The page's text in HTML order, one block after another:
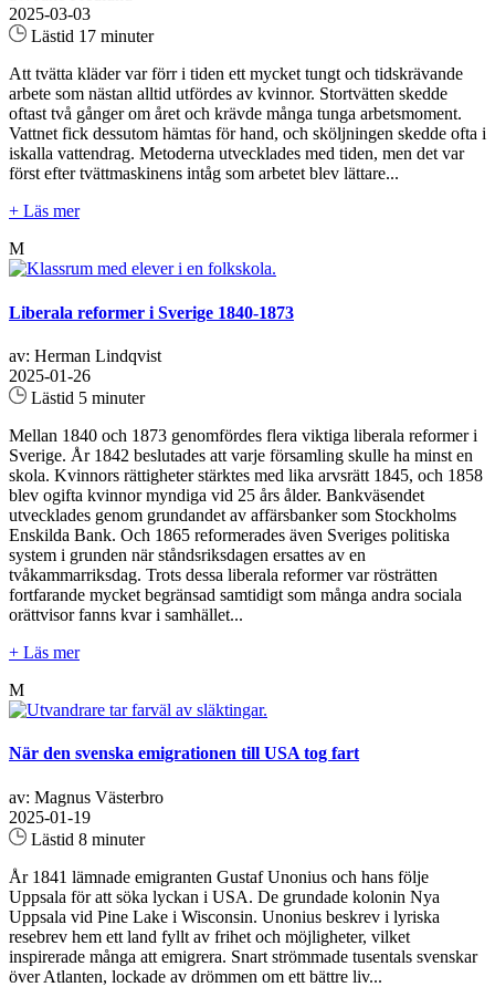
2025-03-03
Lästid 17 minuter
Att tvätta kläder var förr i tiden ett mycket tungt och tidskrävande
arbete som nästan alltid utfördes av kvinnor. Stortvätten skedde
oftast två gånger om året och krävde många tunga arbetsmoment.
Vattnet fick dessutom hämtas för hand, och sköljningen skedde ofta i
iskalla vattendrag. Metoderna utvecklades med tiden, men det var
först efter tvättmaskinens intåg som arbetet blev lättare...
+ Läs mer
M
Liberala reformer i Sverige 1840-1873
av: Herman Lindqvist
2025-01-26
Lästid 5 minuter
Mellan 1840 och 1873 genomfördes flera viktiga liberala reformer i
Sverige. År 1842 beslutades att varje församling skulle ha minst en
skola. Kvinnors rättigheter stärktes med lika arvsrätt 1845, och 1858
blev ogifta kvinnor myndiga vid 25 års ålder. Bankväsendet
utvecklades genom grundandet av affärsbanker som Stockholms
Enskilda Bank. Och 1865 reformerades även Sveriges politiska
system i grunden när ståndsriksdagen ersattes av en
tvåkammarriksdag. Trots dessa liberala reformer var rösträtten
fortfarande mycket begränsad samtidigt som många andra sociala
orättvisor fanns kvar i samhället...
+ Läs mer
M
När den svenska emigrationen till USA tog fart
av: Magnus Västerbro
2025-01-19
Lästid 8 minuter
År 1841 lämnade emigranten Gustaf Unonius och hans följe
Uppsala för att söka lyckan i USA. De grundade kolonin Nya
Uppsala vid Pine Lake i Wisconsin. Unonius beskrev i lyriska
resebrev hem ett land fyllt av frihet och möjligheter, vilket
inspirerade många att emigrera. Snart strömmade tusentals svenskar
över Atlanten, lockade av drömmen om ett bättre liv...